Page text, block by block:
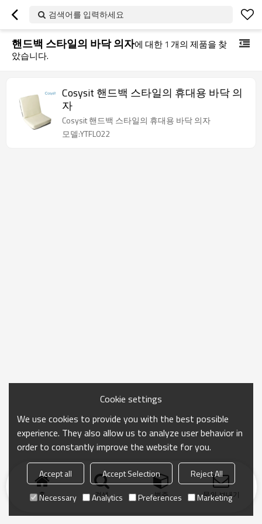
검색어를 입력하세요
핸드백 스타일의 바닥 의자에 대한 1 개의 제품을 찾
았습니다.
Cosysit 핸드백 스타일의 휴대용 바닥 의
자
Cosysit 핸드백 스타일의 휴대용 바닥 의자
모델:YTFL022
홈 검색 범주 문의 보내기
Cookie settings
We use cookies to provide you with the best possible
experience. They also allow us to analyze user behavior in
order to constantly improve the website for you.
Accept all Accept Selection
Reject All
Necessary
Analytics Preferences Marketing